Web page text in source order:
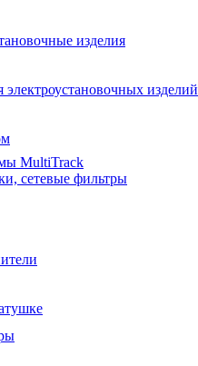
изделия
электроустановочных изделий
MultiTrack
сетевые фильтры